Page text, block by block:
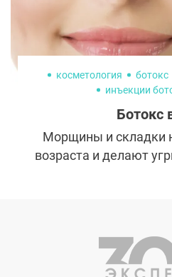
косметология ботокс
инъекции
Ботокс
Морщины и складки
возраста и делают
них нужно
записываться